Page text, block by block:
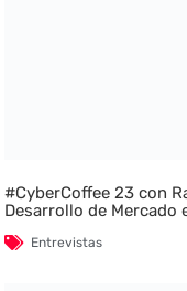
#CyberCoffee 23 con
Desarrollo de Mercado
Entrevistas